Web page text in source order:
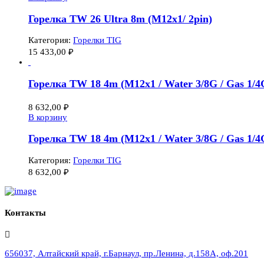
Горелка TW 26 Ultra 8m (M12x1/ 2pin)
Категория: Горелки TIG
15 433,00 ₽
Горелка TW 18 4m (M12x1 / Water 3/8G / Gas 1/
8 632,00 ₽
В корзину
Горелка TW 18 4m (M12x1 / Water 3/8G / Gas 1/
Категория: Горелки TIG
8 632,00 ₽
Контакты
656037, Алтайский край, г.Барнаул, пр.Ленина, д.158А, оф.201